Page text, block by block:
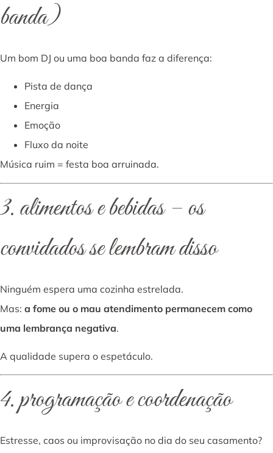
banda)
Um bom DJ ou uma boa banda faz a diferença:
Pista de dança
Energia
Emoção
Fluxo da noite
Música ruim = festa boa arruinada.
3. alimentos e bebidas – os
convidados se lembram disso
Ninguém espera uma cozinha estrelada.
Mas: a fome ou o mau atendimento permanecem como
uma lembrança negativa.
A qualidade supera o espetáculo.
4. programação e coordenação
Estresse, caos ou improvisação no dia do seu casamento?